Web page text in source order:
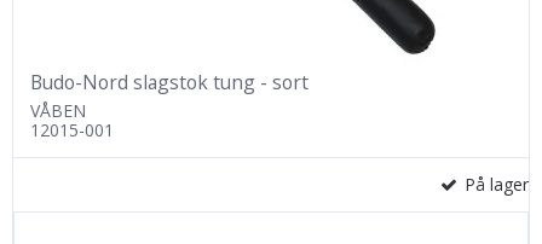
Budo-Nord slagstok tung - sort
VÅBEN
12015-001
På lager